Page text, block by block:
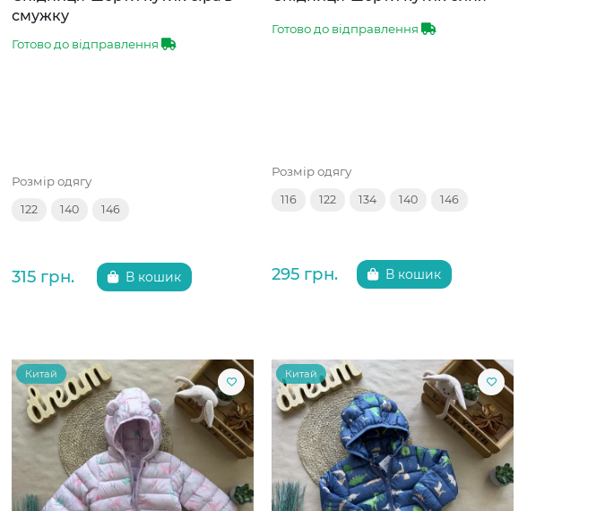
смужку
Готово до відправлення
Розмір одягу
122 140 146
315 грн. В кошик
Готово до відправлення
Розмір одягу
116 122 134 140 146
295 грн. В кошик
Китай Китай